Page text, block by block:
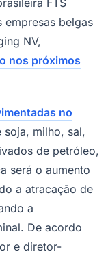
o
e o aumento
deve
dos mais
exportação de
por 49% de